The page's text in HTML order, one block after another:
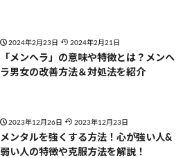
2024年2月23日 2024年2月21日
「メンヘラ」の意味や特徴とは？メンヘ
ラ男女の改善方法＆対処法を紹介
2023年12月26日 2023年12月23日
メンタルを強くする方法！心が強い人&
弱い人の特徴や克服方法を解説！